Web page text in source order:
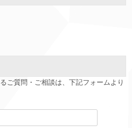
ご質問・ご相談は、下記フォームより